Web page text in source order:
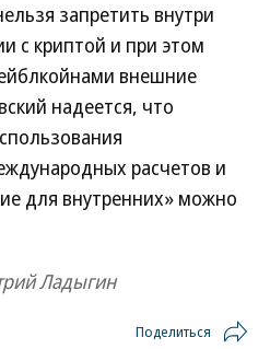
запретить внутри
с криптой и при этом
внешние
надеется, что
расчетов и
для внутренних» можно
Ладыгин
Поделиться